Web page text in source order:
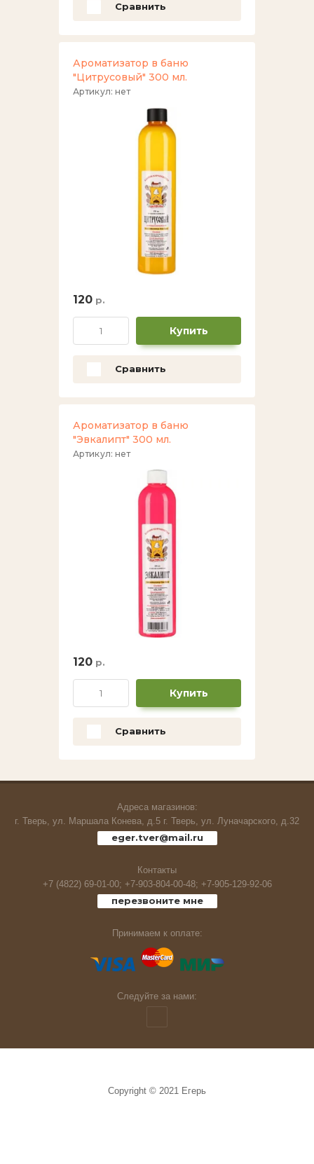
Сравнить
Ароматизатор в баню
"Цитрусовый" 300 мл.
Артикул: нет
120 р.
Купить
Сравнить
Ароматизатор в баню
"Эвкалипт" 300 мл.
Артикул: нет
120 р.
Купить
Сравнить
Адреса магазинов:
г. Тверь, ул. Маршала Конева, д.5 г. Тверь, ул. Луначарского, д.32
eger.tver@mail.ru
Контакты
+7 (4822) 69-01-00; +7-903-804-00-48; +7-905-129-92-06
перезвоните мне
Принимаем к оплате:
Следуйте за нами:
Copyright © 2021 Егерь